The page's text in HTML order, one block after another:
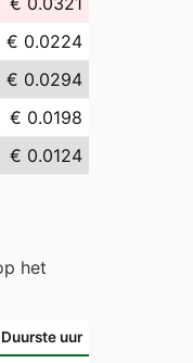
€ 0.0224
€ 0.0294
€ 0.0198
€ 0.0124
het
Duurste uur